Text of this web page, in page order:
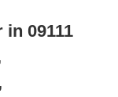
in 09111